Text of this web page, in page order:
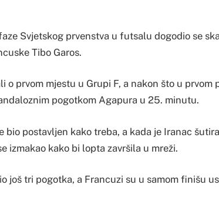
Svjetskog prvenstva u futsalu dogodio se
Tibo Garos.
o prvom mjestu u Grupi F, a nakon što u prvom
pogotkom Agapura u 25. minutu.
bio postavljen kako treba, a kada je Iranac
izmakao kako bi lopta završila u mreži.
još tri pogotka, a Francuzi su u samom finišu